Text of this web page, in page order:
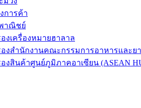
การค้า
าณิชย์
งเครื่องหมายฮาลาล
งสำนักงานคณะกรรมการอาหารและยา
งสินค้าศูนย์ภูมิภาคอาเซียน (ASEAN